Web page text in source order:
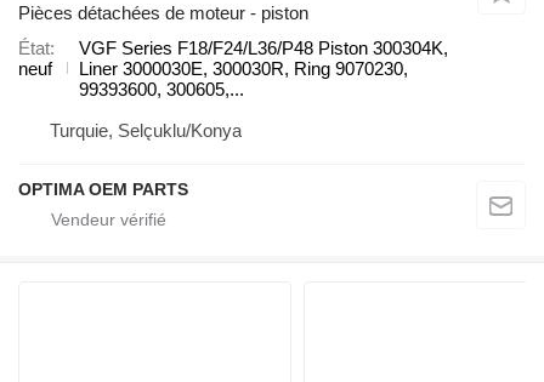
Pièces détachées de moteur - piston
État
neuf
VGF Series F18/F24/L36/P48 Piston 300304K,
Liner 3000030E, 300030R, Ring 9070230,
99393600, 300605,...
Turquie, Selçuklu/Konya
OPTIMA OEM PARTS